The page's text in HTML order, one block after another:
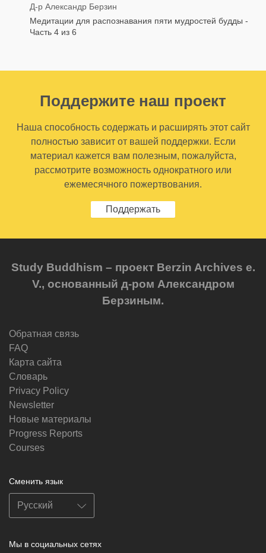
Д-р Александр Берзин
Медитации для распознавания пяти мудростей будды -
Часть 4 из 6
Поддержите наш проект
Наша способность содержать и расширять этот сайт
полностью зависит от вашей поддержки. Если
материал кажется вам полезным, пожалуйста,
рассмотрите возможность однократного или
ежемесячного пожертвования.
Поддержать
Study Buddhism – проект Berzin Archives e.
V., основанный д-ром Александром
Берзиным.
Обратная связь
FAQ
Карта сайта
Словарь
Privacy Policy
Newsletter
Новые материалы
Progress Reports
Courses
Сменить язык
Мы в социальных сетях